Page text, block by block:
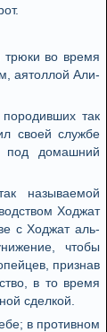
трюки во время
аятоллой Али-
так
своей службе
под домашний
называемой
Ходжат
с Ходжат аль-
чтобы
признав
в то время
сделкой.
в противном